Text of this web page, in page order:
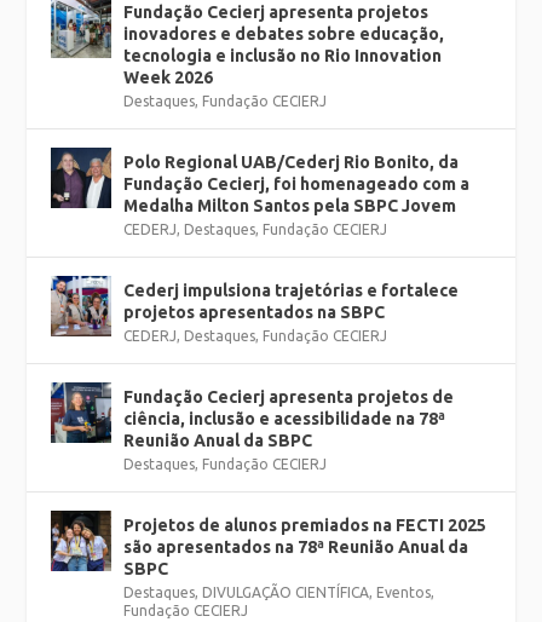
Fundação Cecierj apresenta projetos
inovadores e debates sobre educação,
tecnologia e inclusão no Rio Innovation
Week 2026
Destaques, Fundação CECIERJ
Polo Regional UAB/Cederj Rio Bonito, da
Fundação Cecierj, foi homenageado com a
Medalha Milton Santos pela SBPC Jovem
CEDERJ, Destaques, Fundação CECIERJ
Cederj impulsiona trajetórias e fortalece
projetos apresentados na SBPC
CEDERJ, Destaques, Fundação CECIERJ
Fundação Cecierj apresenta projetos de
ciência, inclusão e acessibilidade na 78ª
Reunião Anual da SBPC
Destaques, Fundação CECIERJ
Projetos de alunos premiados na FECTI 2025
são apresentados na 78ª Reunião Anual da
SBPC
Destaques, DIVULGAÇÃO CIENTÍFICA, Eventos,
Fundação CECIERJ